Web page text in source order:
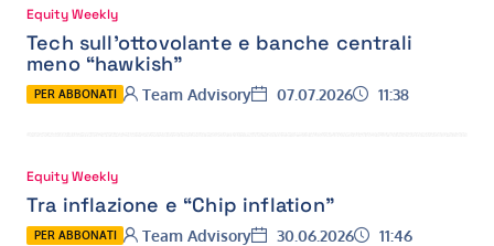
Equity Weekly
Tech sull’ottovolante e banche centrali
meno “hawkish”
PER ABBONATI Autore:
Team Advisory Data:
07.07.2026 Ora:
11:38
Equity Weekly
Tra inflazione e “Chip inflation”
PER ABBONATI Autore:
Team Advisory Data:
30.06.2026 Ora:
11:46